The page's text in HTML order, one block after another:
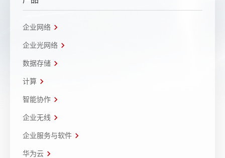
企业网络
企业光网络
数据存储
计算
智能协作
企业无线
企业服务与软件
华为云